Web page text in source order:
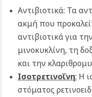
Αντιβιοτικά: Τα
ακμή που
αντιβιοτικά για
μινοκυκλίνη, τη
και την
Ισοτρετινοΐνη: Η
στόματος